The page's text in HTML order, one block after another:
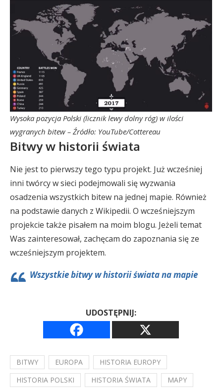
Wysoka pozycja Polski (licznik lewy dolny róg) w ilości
wygranych bitew – Źródło: YouTube/Cottereau
Bitwy w historii świata
Nie jest to pierwszy tego typu projekt. Już wcześniej
inni twórcy w sieci podejmowali się wyzwania
osadzenia wszystkich bitew na jednej mapie. Również
na podstawie danych z Wikipedii. O wcześniejszym
projekcie także pisałem na moim blogu. Jeżeli temat
Was zainteresował, zachęcam do zapoznania się ze
wcześniejszym projektem.
Wszystkie bitwy w historii świata na mapie
UDOSTĘPNIJ:
BITWY EUROPA
HISTORIA EUROPY
HISTORIA POLSKI
HISTORIA ŚWIATA
MAPY